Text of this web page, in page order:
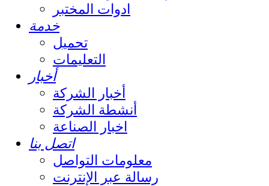
ادوات المختبر
خدمة
تحميل
التعليمات
أخبار
أخبار الشركة
أنشطة الشركة
اخبار الصناعة
اتصل بنا
معلومات التواصل
رسالة عبر الإنترنت